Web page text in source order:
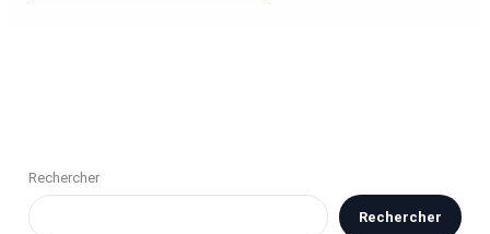
Rechercher
Rechercher